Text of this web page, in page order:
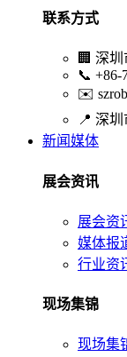
联系方式
🏢 深圳
📞 +86-
✉️
📍 深圳
新闻媒体
展会资讯
展会资
媒体报
行业资
现场集锦
现场集